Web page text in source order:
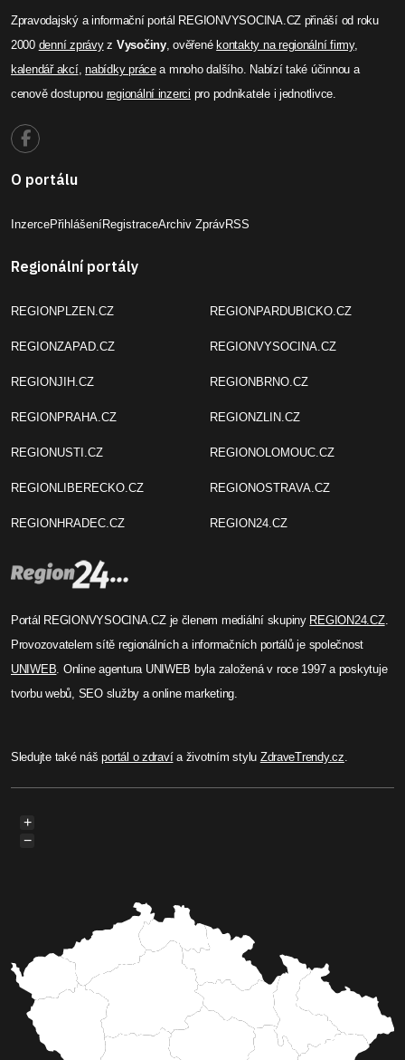
Zpravodajský a informační portál REGIONVYSOCINA.CZ přináší od roku
2000 denní zprávyz Vysočiny, ověřené kontakty na regionální firmy,
kalendář akcí,nabídky prácea mnoho dalšího. Nabízí také účinnou a
cenově dostupnou regionální inzerci pro podnikatele i jednotlivce.
O portálu
InzercePřihlášeníRegistraceArchiv ZprávRSS
Regionální portály
REGIONPLZEN.CZ
REGIONZAPAD.CZ
REGIONJIH.CZ
REGIONPRAHA.CZ
REGIONUSTI.CZ
REGIONLIBERECKO.CZ
REGIONHRADEC.CZ
REGIONPARDUBICKO.CZ
REGIONVYSOCINA.CZ
REGIONBRNO.CZ
REGIONZLIN.CZ
REGIONOLOMOUC.CZ
REGIONOSTRAVA.CZ
REGION24.CZ
Portál REGIONVYSOCINA.CZ je členem mediální skupiny REGION24.CZ.
Provozovatelem sítě regionálních a informačních portálů je společnost
UNIWEB. Online agentura UNIWEB byla založená v roce 1997 a poskytuje
tvorbu webů, SEO služby a online marketing.
Sledujte také nášportál o zdravía životním stylu ZdraveTrendy.cz.
+
−